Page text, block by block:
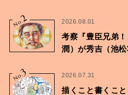
No.2 2026.08.01
考察『豊臣兄弟
潤）が秀吉（池
No.
3 2026.07.31
描くこと書くこ